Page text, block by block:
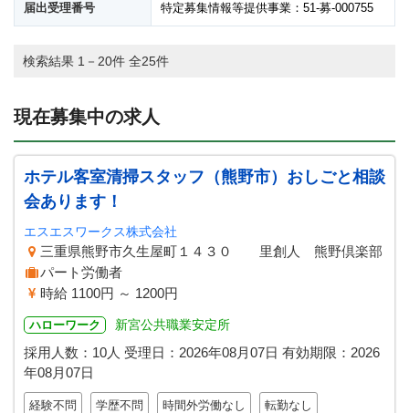
届出受理番号 特定募集情報等提供事業：51-募-000755
検索結果 1－20件 全25件
現在募集中の求人
ホテル客室清掃スタッフ（熊野市）おしごと相談
会あります！
エスエスワークス株式会社
三重県熊野市久生屋町１４３０ 里創人 熊野倶楽部
パート労働者
時給 1100円 ～ 1200円
ハローワーク 新宮公共職業安定所
採用人数：10人 受理日： 2026年08月07日 有効期限： 2026
年08月07日
経験不問 学歴不問 時間外労働なし 転勤なし